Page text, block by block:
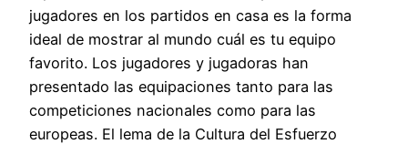
jugadores en los partidos en casa es la forma
ideal de mostrar al mundo cuál es tu equipo
favorito. Los jugadores y jugadoras han
presentado las equipaciones tanto para las
competiciones nacionales como para las
europeas. El lema de la Cultura del Esfuerzo